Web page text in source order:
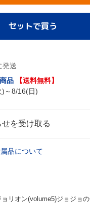
セットで買う
発送
品
【送料無料】
)～8/16(日)
を受け取る
品について
ョリオン(volume5)ジョジョ